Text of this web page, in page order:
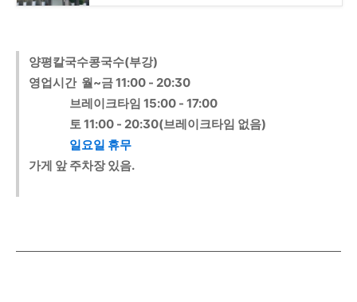
양평칼국수콩국수(부강)
영업시간 월~금 11:00 - 20:30
브레이크타임 15:00 - 17:00
토 11:00 - 20:30(브레이크타임 없음)
일요일 휴무
가게 앞 주차장 있음.